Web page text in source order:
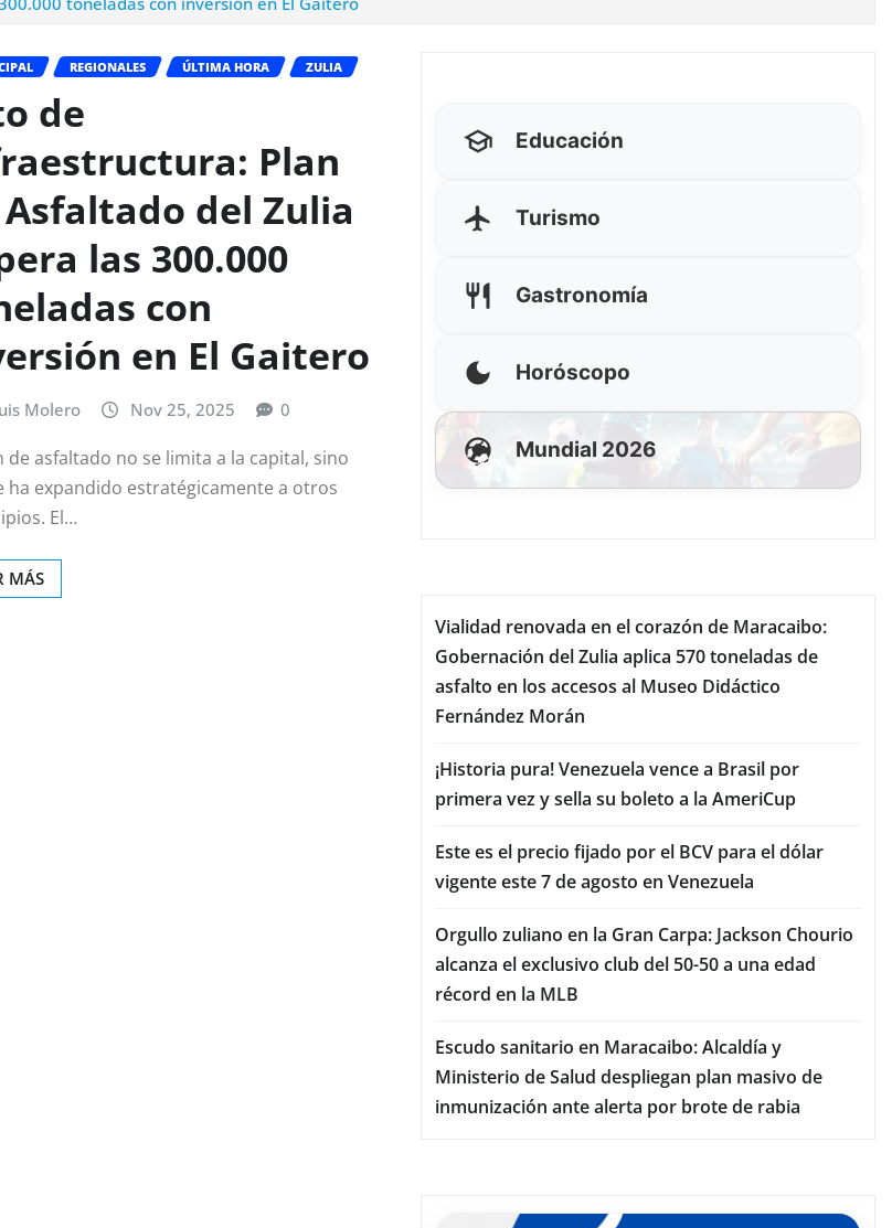
REGIONALES ÚLTIMA HORA ZULIA
de
Plan
del Zulia
las 300.000
con
en El Gaitero
Molero Nov 25, 2025 0
de asfaltado no se limita a la capital, sino
ha expandido estratégicamente a otros
El…
MÁS
Educación
Turismo
Gastronomía
Horóscopo
Mundial 2026
Vialidad renovada en el corazón de Maracaibo:
Gobernación del Zulia aplica 570 toneladas de
asfalto en los accesos al Museo Didáctico
Fernández Morán
¡Historia pura! Venezuela vence a Brasil por
primera vez y sella su boleto a la AmeriCup
Este es el precio fijado por el BCV para el dólar
vigente este 7 de agosto en Venezuela
Orgullo zuliano en la Gran Carpa: Jackson Chourio
alcanza el exclusivo club del 50-50 a una edad
récord en la MLB
Escudo sanitario en Maracaibo: Alcaldía y
Ministerio de Salud despliegan plan masivo de
inmunización ante alerta por brote de rabia